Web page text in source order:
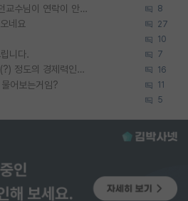
석박사 과정 합격하고, 컨택했던교수님이 연락이 안됩니다... 8
네요 27
10
니다. 7
박사진학하기에 2억은 괜찮은 (?) 정도의 경제력인가요 16
어보는거임? 11
5